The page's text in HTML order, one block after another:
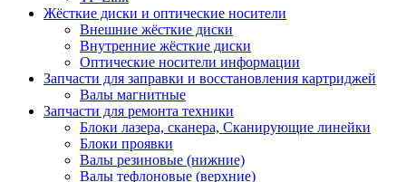
Жёсткие диски и оптические носители
Внешние жёсткие диски
Внутренние жёсткие диски
Оптические носители информации
Запчасти для заправки и восстановления картриджей
Валы магнитные
Запчасти для ремонта техники
Блоки лазера, сканера, Сканирующие линейки
Блоки проявки
Валы резиновые (нижние)
Валы тефлоновые (верхние)